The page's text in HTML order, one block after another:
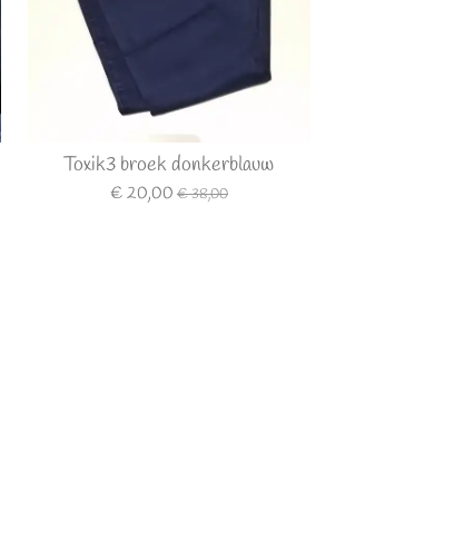
Toxik3 broek donkerblauw
€ 20,00 € 38,00